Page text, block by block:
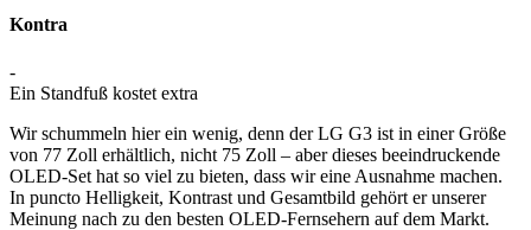
Kontra
-
Ein Standfuß kostet extra
Wir schummeln hier ein wenig, denn der LG G3 ist in einer Größe
von 77 Zoll erhältlich, nicht 75 Zoll – aber dieses beeindruckende
OLED-Set hat so viel zu bieten, dass wir eine Ausnahme machen.
In puncto Helligkeit, Kontrast und Gesamtbild gehört er unserer
Meinung nach zu den besten OLED-Fernsehern auf dem Markt.